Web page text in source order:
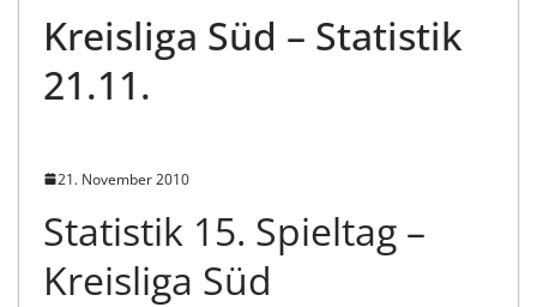
Kreisliga Süd – Statistik
21.11.
21. November 2010
Statistik 15. Spieltag –
Kreisliga Süd